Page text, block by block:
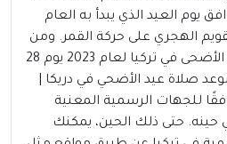
يوم العيد الذي يبدأ به العام
الهجري على حركة القمر. ومن
المتوقع أن يكون موعد عيد الأضحى في تركيا لعام 2023 يوم 28
فإن موعد صلاة عيد الأضحي في دريكا |
وفقًا للجهات الرسمية المعنية
حينه. حتى ذلك الحين، يمكنك